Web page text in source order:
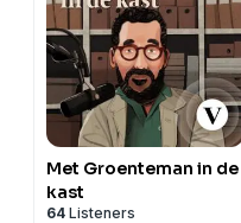
Met Groenteman in de
kast
64 Listeners